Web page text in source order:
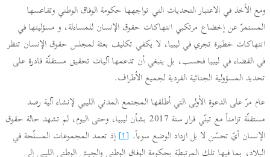
ومع الأخذ في الاعتبار التحديات التي تواجهها حكومة الوفاق الوطني وتقاعسها
المستمرّ عن إخضاع مرتكبي انتهاكات حقوق الإنسان للمساءلة، و مسؤليتها في
انتهاكات خطيرة تجري في ليبيا، لا يكفي تكليف بعثة لمجلس حقوق الإنسان تنظر
في القضاء في ليبيا فحسب، بل ينبغي أن تدعمها آليات تحقيق مستقلّة قادرة على
تحديد المسؤولية الجنائية الفردية لجميع الأطراف.
عام مرّ على الدعوة الأولى التي أطلقها المجتمع المدني الليبي لإنشاء آلية رصد
مستقلّة تزامناً مع تبنّي قرار سنة 2017 بشأن ليبيا، وحتى اليوم، لم تشهد حالة حقوق
الإنسان أيّ تحسّن لا بل ازداد الوضع سوءاً. [1]
إذ تعمد المجموعات المسلّحة في